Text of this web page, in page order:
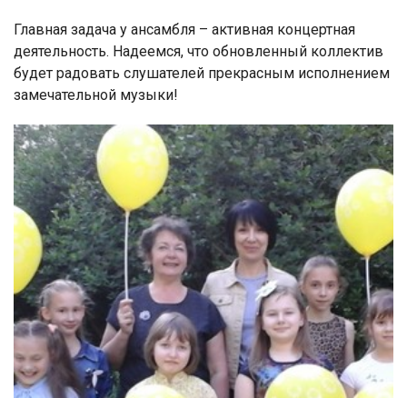
Главная задача у ансамбля – активная концертная
деятельность. Надеемся, что обновленный коллектив
будет радовать слушателей прекрасным исполнением
замечательной музыки!